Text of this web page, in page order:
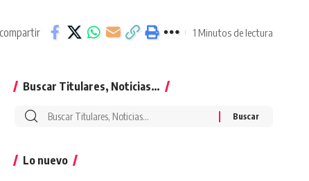
compartir 1 Minutos de lectura
Buscar Titulares, Noticias…
Buscar
Lo nuevo